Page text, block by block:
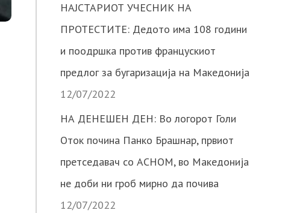
НАЈСТАРИОТ УЧЕСНИК НА
ПРОТЕСТИТЕ: Дедото има 108 години
и поодршка против францускиот
предлог за бугаризација на Македонија
12/07/2022
НА ДЕНЕШЕН ДЕН: Во логорот Голи
Оток почина Панко Брашнар, првиот
претседавач со АСНОМ, во Македонија
не доби ни гроб мирно да почива
12/07/2022